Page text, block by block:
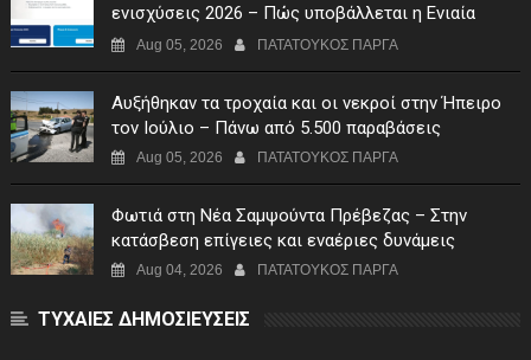
ενισχύσεις 2026 – Πώς υποβάλλεται η Ενιαία
Αίτηση Ενίσχυσης
Aug 05, 2026 ΠΑΤΑΤΟΥΚΟΣ ΠΑΡΓΑ
Αυξήθηκαν τα τροχαία και οι νεκροί στην Ήπειρο
τον Ιούλιο – Πάνω από 5.500 παραβάσεις
Aug 05, 2026 ΠΑΤΑΤΟΥΚΟΣ ΠΑΡΓΑ
Φωτιά στη Νέα Σαμψούντα Πρέβεζας – Στην
κατάσβεση επίγειες και εναέριες δυνάμεις
Aug 04, 2026 ΠΑΤΑΤΟΥΚΟΣ ΠΑΡΓΑ
ΤΥΧΑΙΕΣ ΔΗΜΟΣΙΕΥΣΕΙΣ